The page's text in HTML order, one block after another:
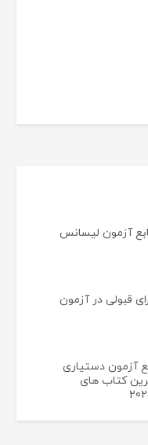
آزمون لیسانس
قبولی در آزمون
آزمون دستیاری
| بهترین کتاب های